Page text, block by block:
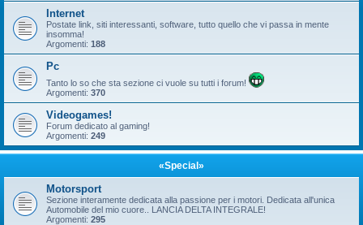
Internet
Postate link, siti interessanti, software, tutto quello che vi passa in mente
insomma!
Argomenti: 188
Pc
Tanto lo so che sta sezione ci vuole su tutti i forum!
Argomenti: 370
Videogames!
Forum dedicato al gaming!
Argomenti: 249
«Special»
Motorsport
Sezione interamente dedicata alla passione per i motori. Dedicata all'unica
Automobile del mio cuore.. LANCIA DELTA INTEGRALE!
Argomenti: 295